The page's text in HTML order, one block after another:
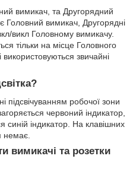
вимикач, та Другорядний
Головний вимикач, Другорядні
викл Головному вимикачу.
тільки на місце Головного
звичайні
підсвічуванням робочої зони
червоний індикатор,
синій індикатор. На клавішних
немає.
вимикачі та розетки